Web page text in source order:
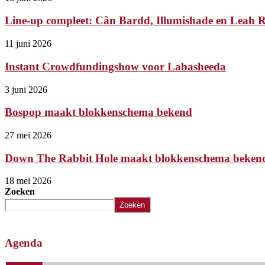
Line-up compleet: Cân Bardd, Illumishade en Leah
11 juni 2026
Instant Crowdfundingshow voor Labasheeda
3 juni 2026
Bospop maakt blokkenschema bekend
27 mei 2026
Down The Rabbit Hole maakt blokkenschema
18 mei 2026
Zoeken
Zoeken
Agenda